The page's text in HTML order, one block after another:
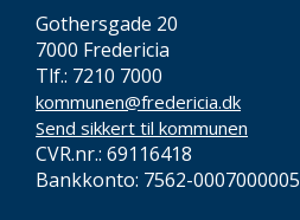
Gothersgade 20
7000 Fredericia
Tlf.: 7210 7000
kommunen@fredericia.dk
Send sikkert til kommunen
CVR.nr.: 69116418
Bankkonto: 7562-0007000005